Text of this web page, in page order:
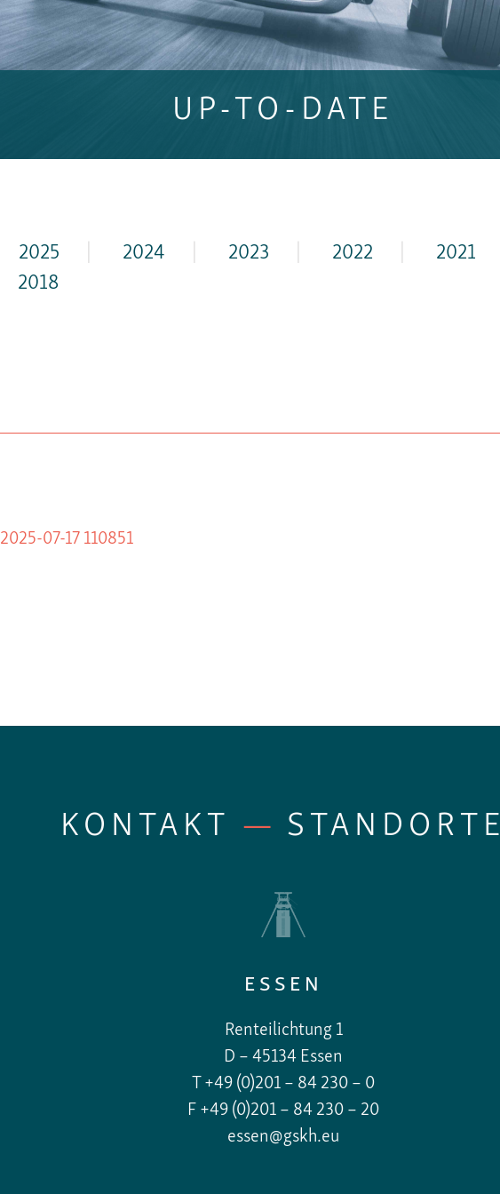
UP-TO-DATE
2025 2024 2023 2022 2021
2018
07-17 110851
KONTAKT — STANDORTE
ESSEN
Renteilichtung 1
D – 45134 Essen
T +49 (0)201 – 84 230 – 0
F +49 (0)201 – 84 230 – 20
essen@gskh.eu